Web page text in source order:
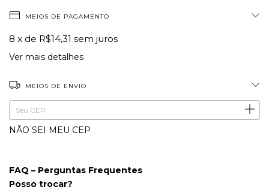
MEIOS DE PAGAMENTO
8 x de R$14,31 sem juros
Ver mais detalhes
MEIOS DE ENVIO
Entregas para o CEP: ALTERAR CEP
NÃO SEI MEU CEP
FAQ – Perguntas Frequentes
Posso trocar?